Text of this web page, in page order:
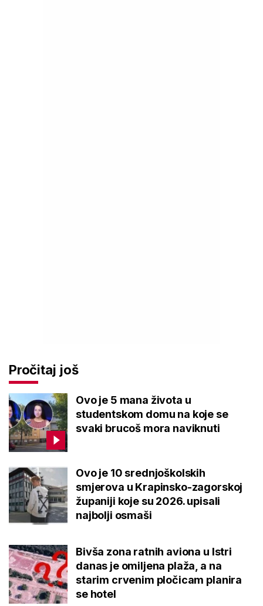
Pročitaj još
Ovo je 5 mana života u
studentskom domu na koje se
svaki brucoš mora naviknuti
Ovo je 10 srednjoškolskih
smjerova u Krapinsko-zagorskoj
županiji koje su 2026. upisali
najbolji osmaši
Bivša zona ratnih aviona u Istri
danas je omiljena plaža, a na
starim crvenim pločicam planira
se hotel